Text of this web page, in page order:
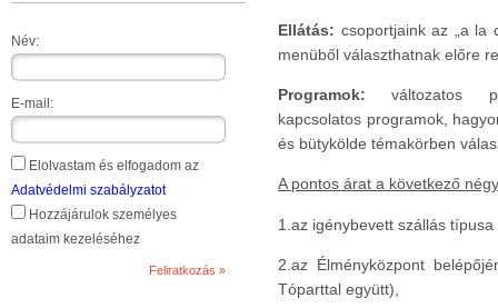
Név:
E-mail:
Elolvastam és elfogadom az
Adatvédelmi szabályzatot
Hozzájárulok személyes
adataim kezeléséhez
Ellátás: csoportjaink az „a la
menüből választhatnak előre
Programok: változatos
kapcsolatos programok,
és bütykölde témakörben
A pontos árat a következő
1.az igénybevett szállás
2.az Élményközpont
Tóparttal együtt),